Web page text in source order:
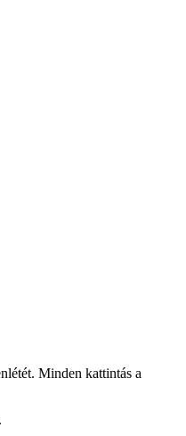
Minden kattintás a